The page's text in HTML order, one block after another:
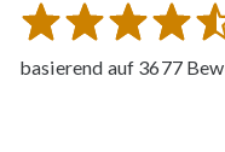
basierend auf 3677